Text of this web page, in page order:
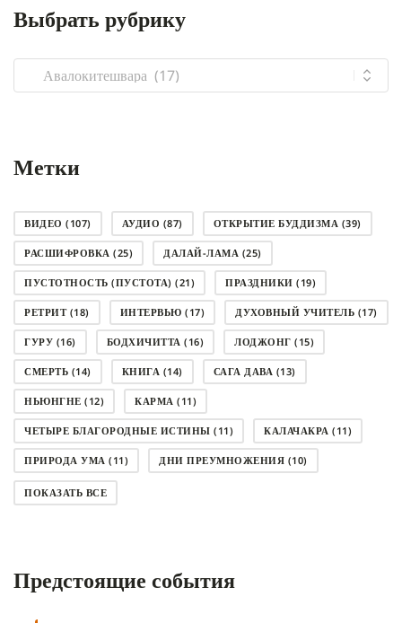
Выбрать рубрику
Выбрать
рубрику
Метки
ВИДЕО (107) АУДИО (87) ОТКРЫТИЕ БУДДИЗМА (39)
РАСШИФРОВКА (25) ДАЛАЙ-ЛАМА (25)
ПУСТОТНОСТЬ (ПУСТОТА) (21) ПРАЗДНИКИ (19)
РЕТРИТ(18) ИНТЕРВЬЮ (17) ДУХОВНЫЙ УЧИТЕЛЬ (17)
ГУРУ (16) БОДХИЧИТТА (16) ЛОДЖОНГ (15)
СМЕРТЬ (14) КНИГА (14) САГА ДАВА (13)
НЬЮНГНЕ (12) КАРМА (11)
ЧЕТЫРЕ БЛАГОРОДНЫЕ ИСТИНЫ (11) КАЛАЧАКРА (11)
ПРИРОДА УМА (11) ДНИ ПРЕУМНОЖЕНИЯ (10)
СОВЕТ(10)
АНАЛИТИЧЕСКАЯ МЕДИТАЦИЯ(7)
ПОКАЗАТЬ ВСЕ
Предстоящие события